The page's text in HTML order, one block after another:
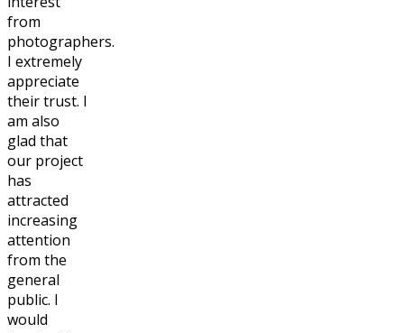
from
photographers.
I extremely
appreciate
their trust. I
am also
glad that
our project
has
attracted
increasing
attention
from the
general
public. I
would